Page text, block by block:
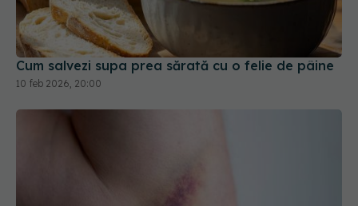
Cum salvezi supa prea sărată cu o felie de pâine
10 feb 2026, 20:00